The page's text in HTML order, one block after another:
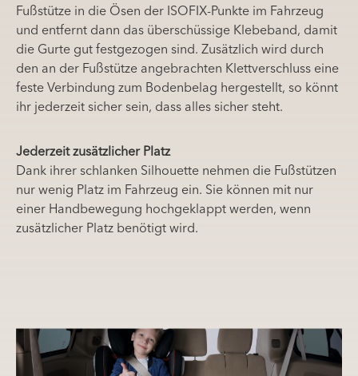
Fußstütze in die Ösen der ISOFIX-Punkte im Fahrzeug
und entfernt dann das überschüssige Klebeband, damit
die Gurte gut festgezogen sind. Zusätzlich wird durch
den an der Fußstütze angebrachten Klettverschluss eine
feste Verbindung zum Bodenbelag hergestellt, so könnt
ihr jederzeit sicher sein, dass alles sicher steht.
Jederzeit zusätzlicher Platz
Dank ihrer schlanken Silhouette nehmen die Fußstützen
nur wenig Platz im Fahrzeug ein. Sie können mit nur
einer Handbewegung hochgeklappt werden, wenn
zusätzlicher Platz benötigt wird.